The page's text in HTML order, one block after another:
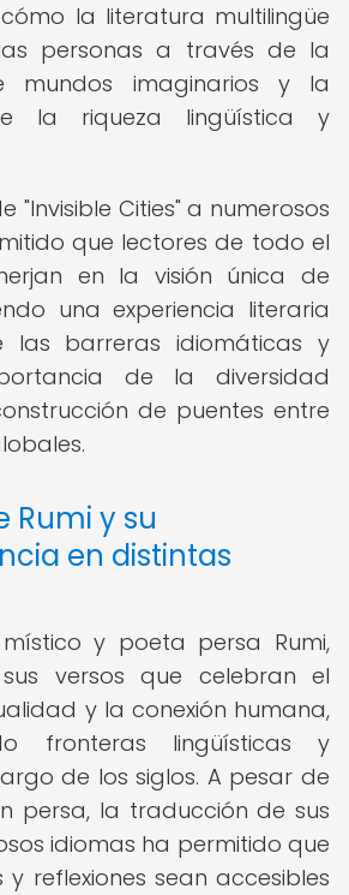
la literatura multilingüe
personas a través de la
mundos imaginarios y la
la riqueza lingüística y
"Invisible Cities" a numerosos
que lectores de todo el
en la visión única de
una experiencia literaria
las barreras idiomáticas y
de la diversidad
de puentes entre
Rumi y su
en distintas
y poeta persa Rumi,
versos que celebran el
y la conexión humana,
fronteras lingüísticas y
de los siglos. A pesar de
persa, la traducción de sus
idiomas ha permitido que
y reflexiones sean accesibles